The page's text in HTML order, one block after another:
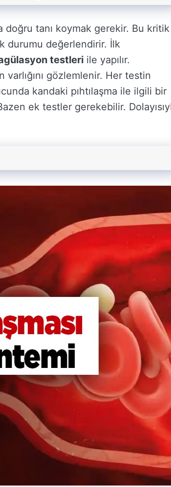
doğru tanı koymak gerekir. Bu kritik
durumu değerlendirir. İlk
testleri ile yapılır.
varlığını gözlemlenir. Her testin
kandaki pıhtılaşma ile ilgili bir
ek testler gerekebilir.